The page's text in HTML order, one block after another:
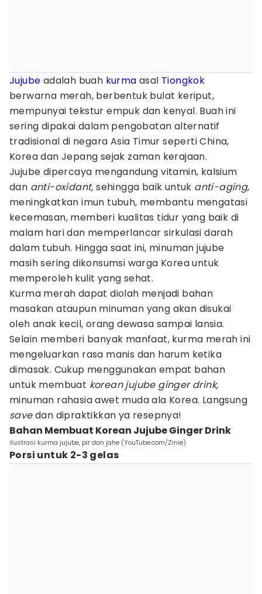
Jujube adalah buah kurma asal Tiongkok
berwarna merah, berbentuk bulat keriput,
mempunyai tekstur empuk dan kenyal. Buah ini
sering dipakai dalam pengobatan alternatif
tradisional di negara Asia Timur seperti China,
Korea dan Jepang sejak zaman kerajaan.
Jujube dipercaya mengandung vitamin, kalsium
dan anti-oxidant, sehingga baik untuk anti-aging,
meningkatkan imun tubuh, membantu mengatasi
kecemasan, memberi kualitas tidur yang baik di
malam hari dan memperlancar sirkulasi darah
dalam tubuh. Hingga saat ini, minuman jujube
masih sering dikonsumsi warga Korea untuk
memperoleh kulit yang sehat.
Kurma merah dapat diolah menjadi bahan
masakan ataupun minuman yang akan disukai
oleh anak kecil, orang dewasa sampai lansia.
Selain memberi banyak manfaat, kurma merah ini
mengeluarkan rasa manis dan harum ketika
dimasak. Cukup menggunakan empat bahan
untuk membuat korean jujube ginger drink,
minuman rahasia awet muda ala Korea. Langsung
savedan dipraktikkan ya resepnya!
Bahan Membuat Korean Jujube Ginger Drink
ilustrasi kurma jujube, pir dan jahe (YouTube.com/Zinie)
Porsi untuk 2-3 gelas